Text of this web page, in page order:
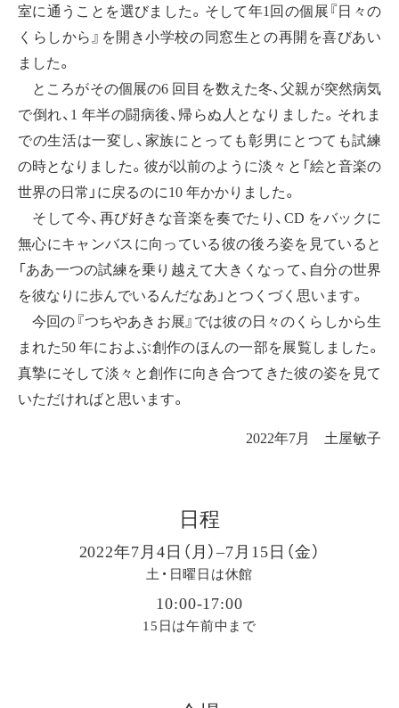
室に通うことを選びました。そして年1回の個展『日々の
くらしから』を開き小学校の同窓生との再開を喜びあい
ました。
ところがその個展の6 回目を数えた冬、父親が突然病気
で倒れ、1 年半の闘病後、帰らぬ人となりました。それま
での生活は一変し、家族にとっても彰男にとつても試練
の時となりました。彼が以前のように淡々と「絵と音楽の
世界の日常」に戻るのに10 年かかりました。
そして今、再び好きな音楽を奏でたり、CD をバックに
無心にキャンバスに向っている彼の後ろ姿を見ていると
「ああ一つの試練を乗り越えて大きくなって、自分の世界
を彼なりに歩んでいるんだなあ」とつくづく思います。
今回の『つちやあきお展』では彼の日々のくらしから生
まれた50 年におよぶ創作のほんの一部を展覧しました。
真摯にそして淡々と創作に向き合つてきた彼の姿を見て
いただければと思います。
2022年7月 土屋敏子
日程
2022年7月4日（月）–7月15日（金）
土・日曜日は休館
10:00-17:00
15日は午前中まで